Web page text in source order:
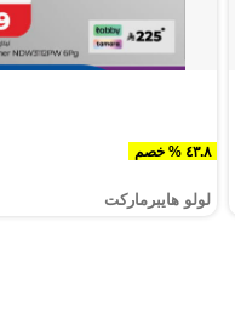
٤٣.٨ % خصم
لولو هايبرماركت